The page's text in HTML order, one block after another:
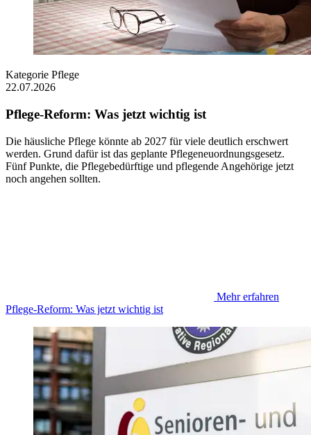
Kategorie Pflege
22.07.2026
Pflege-Reform: Was jetzt wichtig ist
Die häusliche Pflege könnte ab 2027 für viele deutlich erschwert
werden. Grund dafür ist das geplante Pflegeneuordnungsgesetz.
Fünf Punkte, die Pflegebedürftige und pflegende Angehörige jetzt
noch angehen sollten.
Mehr erfahren
Pflege-Reform: Was jetzt wichtig ist